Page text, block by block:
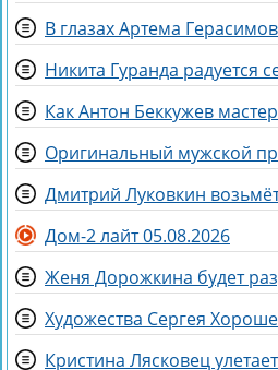
Оригинальный мужской
Дом-2 лайт 05.08.2026